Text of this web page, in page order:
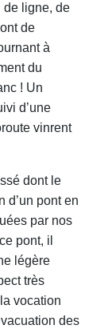
de ligne, de
de
à
du
! Un
d’une
vinrent
dont le
d’un pont en
par nos
pont, il
légère
très
vocation
des